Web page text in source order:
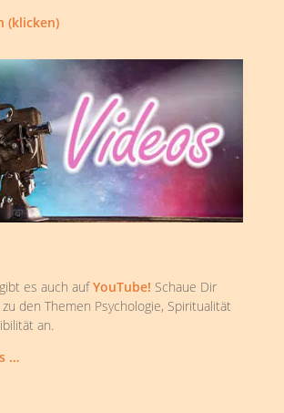
(klicken)
es auch aufYouTube! Schaue Dir
den Themen Psychologie, Spiritualität
an.
…